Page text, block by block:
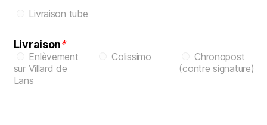
Livraison tube
Livraison*
Enlèvement
sur Villard de
Lans
Colissimo
Chronopost
(contre signature)